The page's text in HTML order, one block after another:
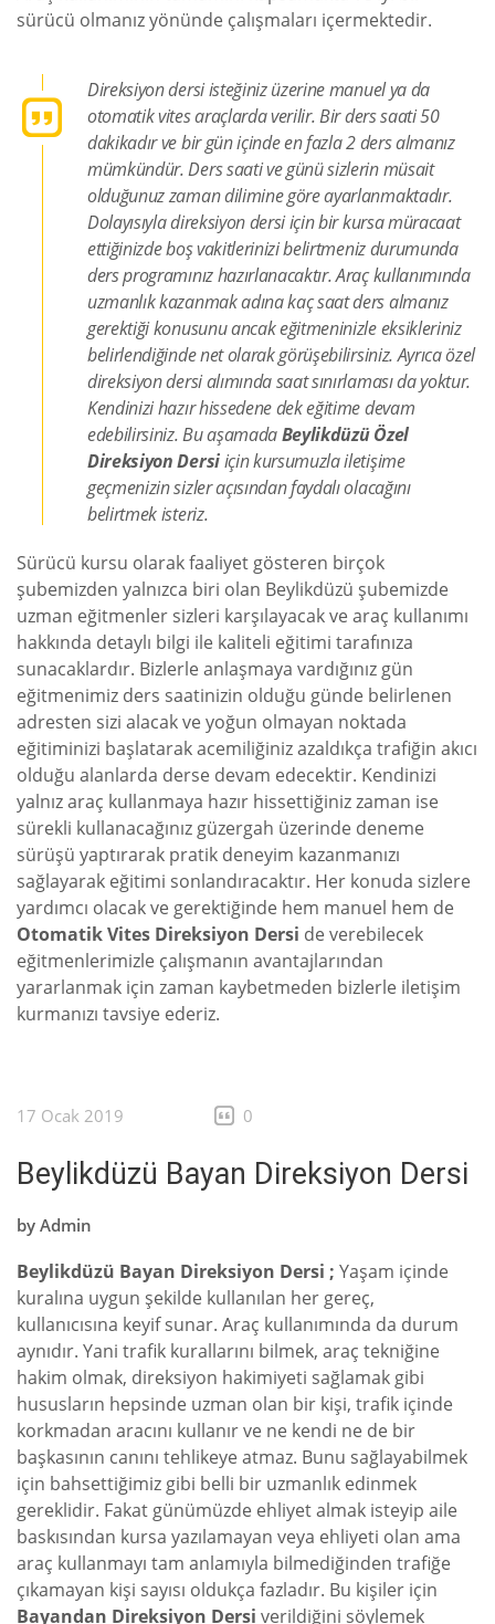
sürücü olmanız yönünde çalışmaları içermektedir.
Direksiyon dersi isteğiniz üzerine manuel ya da
otomatik vites araçlarda verilir. Bir ders saati 50
dakikadır ve bir gün içinde en fazla 2 ders almanız
mümkündür. Ders saati ve günü sizlerin müsait
olduğunuz zaman dilimine göre ayarlanmaktadır.
Dolayısıyla direksiyon dersi için bir kursa müracaat
ettiğinizde boş vakitlerinizi belirtmeniz durumunda
ders programınız hazırlanacaktır. Araç kullanımında
uzmanlık kazanmak adına kaç saat ders almanız
gerektiği konusunu ancak eğitmeninizle eksikleriniz
belirlendiğinde net olarak görüşebilirsiniz. Ayrıca özel
direksiyon dersi alımında saat sınırlaması da yoktur.
Kendinizi hazır hissedene dek eğitime devam
edebilirsiniz. Bu aşamadaBeylikdüzü Özel
Direksiyon Dersiiçin kursumuzla iletişime
geçmenizin sizler açısından faydalı olacağını
belirtmek isteriz.
Sürücü kursu olarak faaliyet gösteren birçok
şubemizden yalnızca biri olan Beylikdüzü şubemizde
uzman eğitmenler sizleri karşılayacak ve araç kullanımı
hakkında detaylı bilgi ile kaliteli eğitimi tarafınıza
sunacaklardır. Bizlerle anlaşmaya vardığınız gün
eğitmenimiz ders saatinizin olduğu günde belirlenen
adresten sizi alacak ve yoğun olmayan noktada
eğitiminizi başlatarak acemiliğiniz azaldıkça trafiğin akıcı
olduğu alanlarda derse devam edecektir. Kendinizi
yalnız araç kullanmaya hazır hissettiğiniz zaman ise
sürekli kullanacağınız güzergah üzerinde deneme
sürüşü yaptırarak pratik deneyim kazanmanızı
sağlayarak eğitimi sonlandıracaktır. Her konuda sizlere
yardımcı olacak ve gerektiğinde hem manuel hem de
Otomatik Vites Direksiyon Dersi de verebilecek
eğitmenlerimizle çalışmanın avantajlarından
yararlanmak için zaman kaybetmeden bizlerle iletişim
kurmanızı tavsiye ederiz.
17 Ocak 2019 0
Beylikdüzü Bayan Direksiyon Dersi
by Admin
Beylikdüzü Bayan Direksiyon Dersi ; Yaşam içinde
kuralına uygun şekilde kullanılan her gereç,
kullanıcısına keyif sunar. Araç kullanımında da durum
aynıdır. Yani trafik kurallarını bilmek, araç tekniğine
hakim olmak, direksiyon hakimiyeti sağlamak gibi
hususların hepsinde uzman olan bir kişi, trafik içinde
korkmadan aracını kullanır ve ne kendi ne de bir
başkasının canını tehlikeye atmaz. Bunu sağlayabilmek
için bahsettiğimiz gibi belli bir uzmanlık edinmek
gereklidir. Fakat günümüzde ehliyet almak isteyip aile
baskısından kursa yazılamayan veya ehliyeti olan ama
araç kullanmayı tam anlamıyla bilmediğinden trafiğe
çıkamayan kişi sayısı oldukça fazladır. Bu kişiler için
Bayandan Direksiyon Dersi verildiğini söylemek